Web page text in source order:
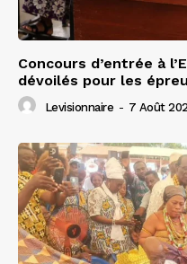
Concours d’entrée à
dévoilés pour les
Levisionnaire - 7 Août